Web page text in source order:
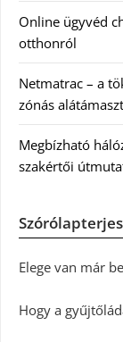
Online ügyvéd
otthonról
Netmatrac – a
zónás
Megbízható
szakértői
Elege van már
Hogy a